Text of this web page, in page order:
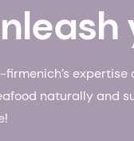
firmenich’s
naturally and